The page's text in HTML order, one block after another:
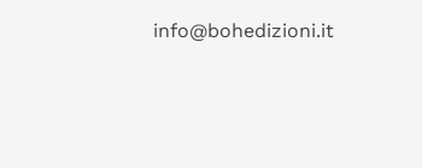
info@bohedizioni.it